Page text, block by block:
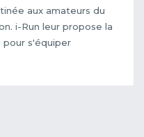
aux amateurs du
i-Run leur propose la
pour s'équiper